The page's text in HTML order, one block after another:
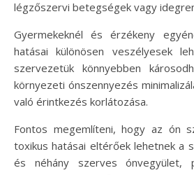
légzőszervi betegségek vagy
Gyermekeknél és érzékeny
hatásai különösen veszélyesek
szervezetük könnyebben
környezeti ónszennyezés
való érintkezés korlátozása.
Fontos megemlíteni, hogy az ón
toxikus hatásai eltérőek lehetnek a
és néhány szerves ónvegyület,